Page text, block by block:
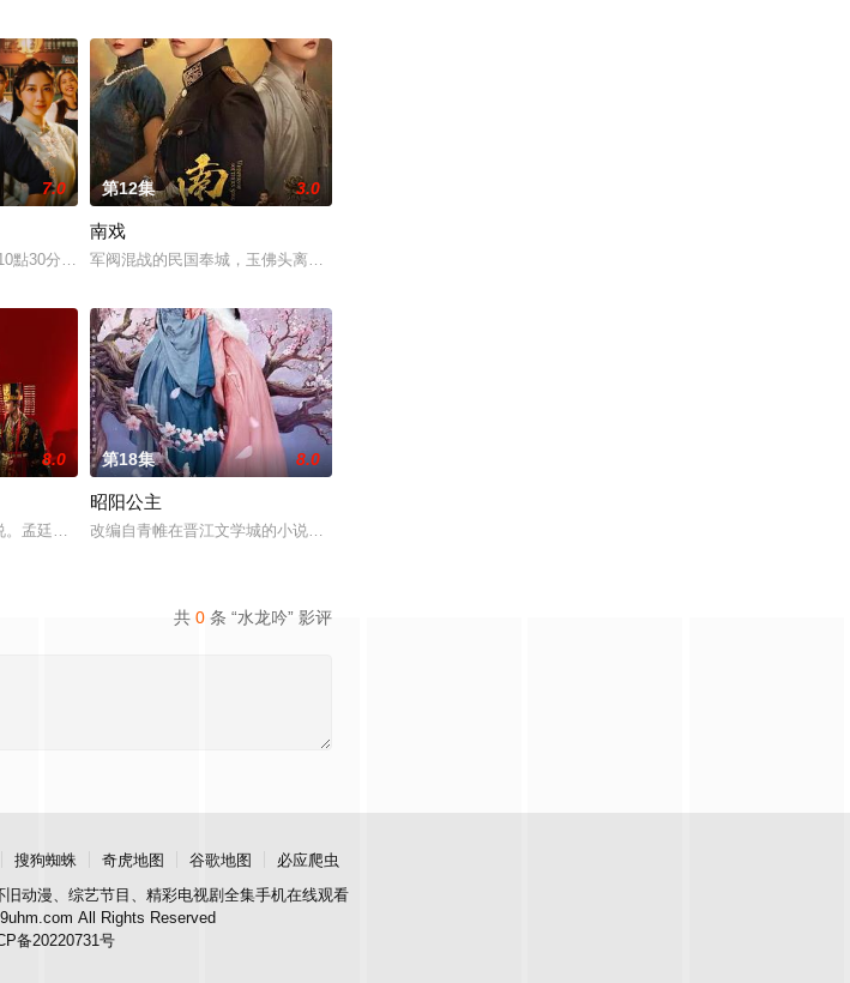
邵梁、孙希光和黄鹰等人开始筹
炎带自己用程序员身份卧底电诈集团以求查出未婚妻离奇死亡的真相。
7.0
點30分各更新1集。)《阿松與阿暖》是一部以台灣傳統紙藝與王船文化為背景的溫馨職人劇。劇情講
第12集 3.0
南戏
军阀混战的民国奉城，玉佛头离奇失窃，戏班主横尸戏台，将冷血少帅许又安与昆曲名伶荣筱楠推向不死不休
占房”的阴阳宅，江淮被掳走配“阴婚”。他与女探长穆英搭档，侦破
8.0
孟廷辉，大平王朝有史以来个以女子进士科三元及第入翰林院的奇女子。十年前的她被他从死人堆里救出来，
第18集 8.0
昭阳公主
改编自青帷在晋江文学城的小说《平阳公主》。
共 0 条 “水龙吟” 影评
搜狗蜘蛛 奇虎地图 谷歌地图
必应爬虫
动漫、综艺节目、精彩电视剧全集手机在线观看
All Rights Reserved
备20220731号